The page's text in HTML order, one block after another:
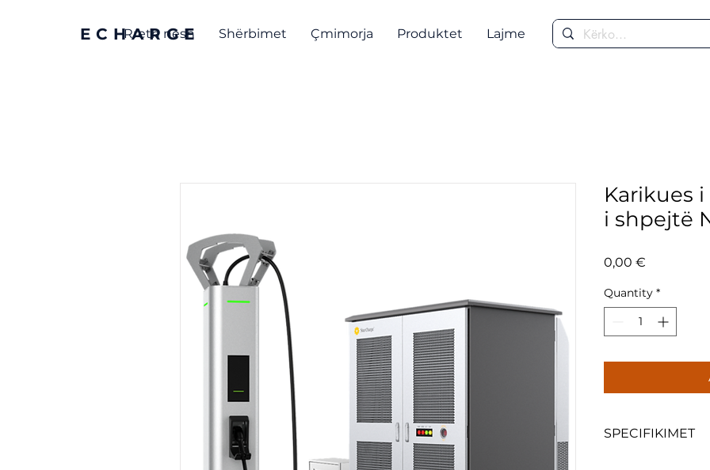
ECHARGE
Rreth nesh Shërbimet Çmimorja Produktet Lajme
Karikues
i shpejtë
0,00 €
Quantity *
SPECIFIKIMET